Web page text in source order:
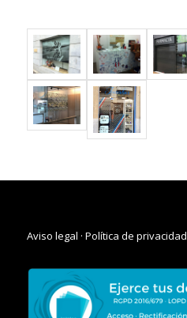
Aviso legal · Política de privacidad